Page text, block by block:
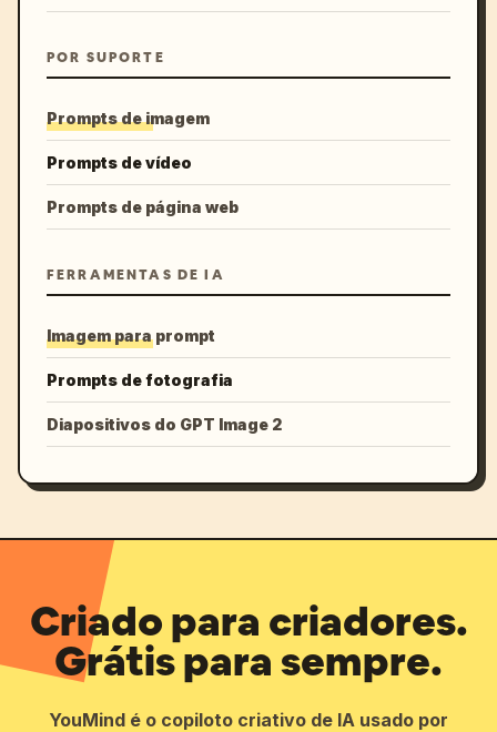
POR SUPORTE
Prompts de imagem
Prompts de vídeo
Prompts de página web
FERRAMENTAS DE IA
Imagem para prompt
Prompts de fotografia
Diapositivos do GPT Image 2
Criado para criadores.
Grátis para sempre.
YouMind é o copiloto criativo de IA usado por